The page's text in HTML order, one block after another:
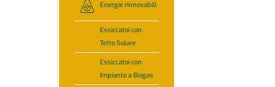
Energie rinnovabili
Essiccatoi con
Tetto Solare
Essiccatoi con
Impianto a Biogas